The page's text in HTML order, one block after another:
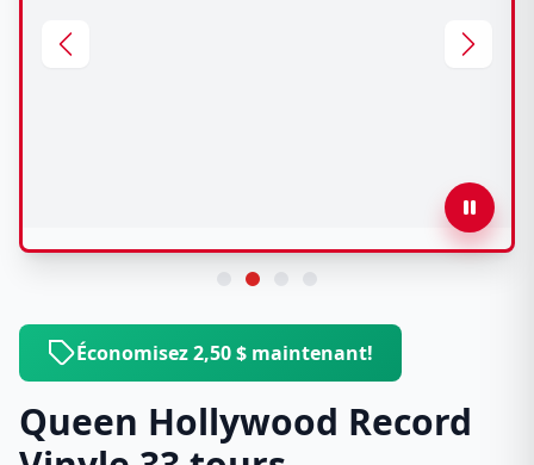
Économisez 2,50 $ maintenant!
Queen Hollywood Record